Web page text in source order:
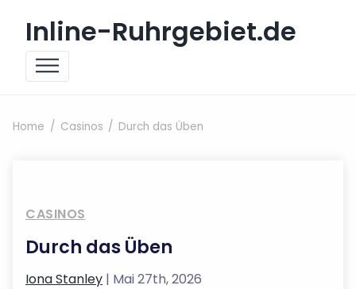
Inline-Ruhrgebiet.de
Home Casinos Durch das Üben
CASINOS
Durch das Üben
Iona Stanley | Mai 27th, 2026